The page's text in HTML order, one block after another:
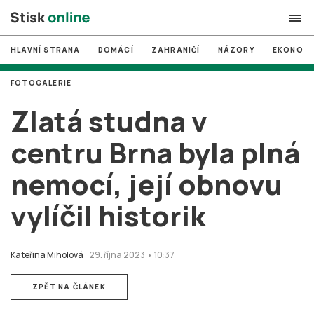
search
# MUNI
# Brno
# volby
login PŘIHLÁSIT SE
Zapomněli jste heslo?
Založit nový účet
HLAVNÍ STRANA DOMÁCÍ ZAHRANIČÍ NÁZORY
Zlatá studna v
centru Brna byla plná
nemocí, její obnovu
vylíčil historik
Kateřina Miholová 29. října 2023 • 10:37
FOTOGALERIE
ZPĚT NA ČLÁNEK